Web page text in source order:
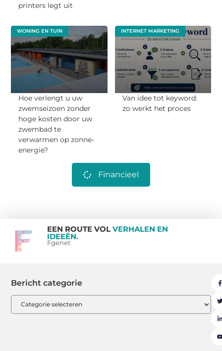
printers legt uit
WONING EN TUIN
Hoe verlengt u uw
zwemseizoen zonder
hoge kosten door uw
zwembad te
verwarmen op zonne-
energie?
INTERNET MARKETING
Van idee tot keyword:
zo werkt het proces
Financieel
EEN ROUTE VOL VERHALEN EN
IDEEËN.
Fgenet
Bericht categorie